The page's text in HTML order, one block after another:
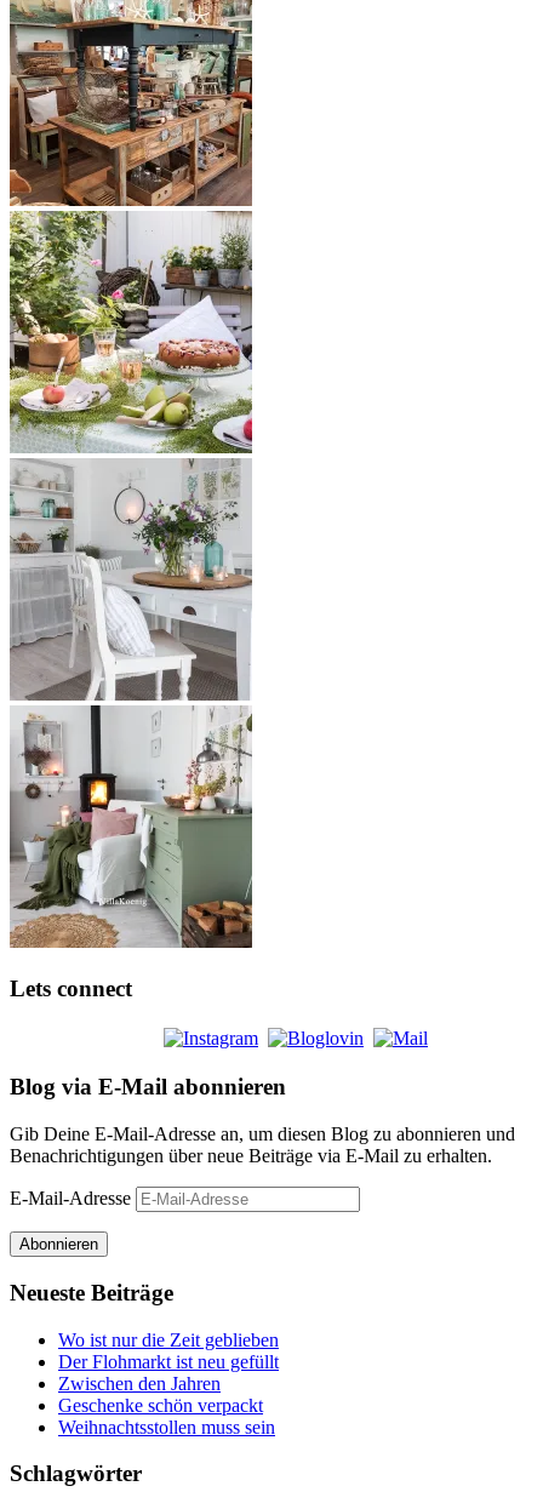
Lets connect
Blog via E-Mail abonnieren
Gib Deine E-Mail-Adresse an, um diesen Blog zu abonnieren und
Benachrichtigungen über neue Beiträge via E-Mail zu erhalten.
E-Mail-Adresse
Abonnieren
Neueste Beiträge
Wo ist nur die Zeit geblieben
Der Flohmarkt ist neu gefüllt
Zwischen den Jahren
Geschenke schön verpackt
Weihnachtsstollen muss sein
Schlagwörter